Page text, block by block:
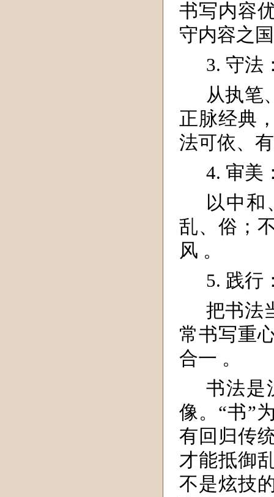
书写内容
守内容之
3. 守法
从执笔
正脉经典
法可依、
4. 审美
以中和
乱、俗；
风 。
5. 践行
把书法
常书写重
合一 。
书法是
像。“书”
有回归传
才能抵御
不是炫技